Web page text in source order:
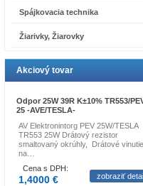
Spájkovacia technika
Žiarivky, Žiarovky
Akciový tovar
Odpor 25W 39R K±10% TR553/
25 -AVE/TESLA-
AV Elektronintorg PEV 25W/TESLA
TR553 25W Drátový rezistor
smaltovaný okrúhly, Drátové vinutie
na…
Cena s DPH:
1,4000 € zobraziť